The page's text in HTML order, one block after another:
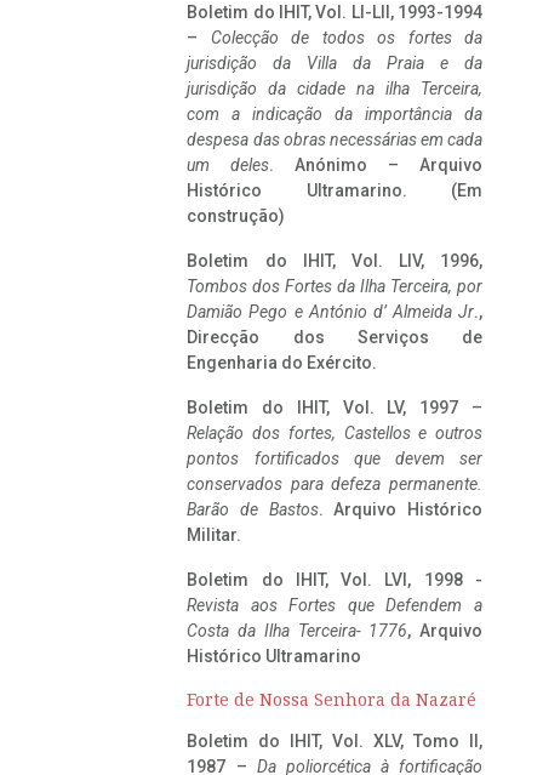
Boletim do IHIT, Vol. LI-LII, 1993-1994
– Colecção de todos os fortes da
jurisdição da Villa da Praia e da
jurisdição da cidade na ilha Terceira,
com a indicação da importância da
despesa das obras necessárias em cada
um deles. Anónimo – Arquivo
Histórico Ultramarino. (Em
construção)
Boletim do IHIT, Vol. LIV, 1996,
Tombos dos Fortes da Ilha Terceira, por
Damião Pego e António d’ Almeida Jr.,
Direcção dos Serviços de
Engenharia do Exército.
Boletim do IHIT, Vol. LV, 1997 –
Relação dos fortes, Castellos e outros
pontos fortificados que devem ser
conservados para defeza permanente.
Barão de Bastos. Arquivo Histórico
Militar.
Boletim do IHIT, Vol. LVI, 1998 -
Revista aos Fortes que Defendem a
Costa da Ilha Terceira- 1776, Arquivo
Histórico Ultramarino
Forte de Nossa Senhora da Nazaré
Boletim do IHIT, Vol. XLV, Tomo II,
1987 – Da poliorcética à fortificação